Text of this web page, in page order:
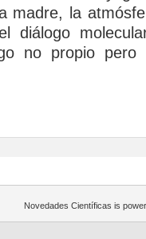
madre, la
diálogo
no propio pero
Novedades Científicas is